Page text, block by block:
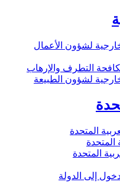
لشؤون الأعمال
التطرف والإرهاب
لشؤون الطبيعة
المتحدة
المتحدة
المتحدة
إلى الدولة